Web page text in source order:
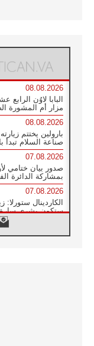
08.08.2026
البابا لاوُن
مزار أم المشورة
08.08.2026
بارولين يختتم
صناعة السلام تبدأ
07.08.2026
صدور بيان ختامي
بمشاركة الدائرة
07.08.2026
الكاردينال ستورلا:
ستكون بشرى سارة
الفاتيكان يعلن